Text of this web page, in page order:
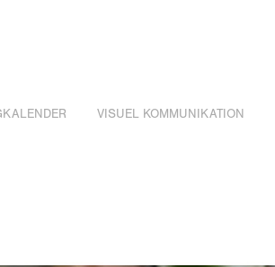
VISUEL KOMMUNIKATION